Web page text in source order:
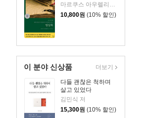
마르쿠스 아우렐리우스 저/박문재 역
10,800원 (10% 할인)
이 분야 신상품
다들 괜찮은 척하며
살고 있었다
김민식 저
15,300원 (10% 할인)
더보기